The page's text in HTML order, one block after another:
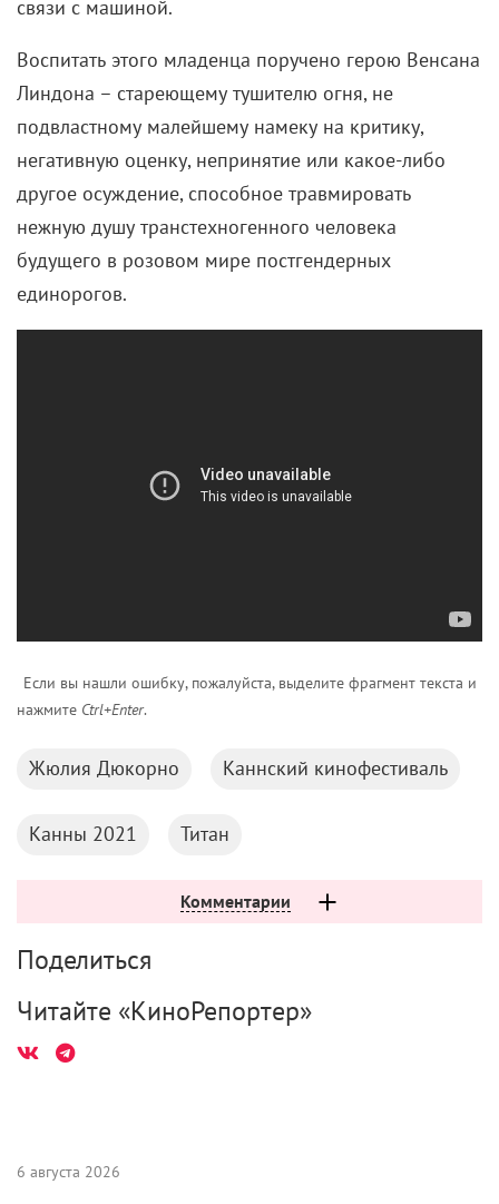
связи с машиной.
Воспитать этого младенца поручено герою Венсана
Линдона – стареющему тушителю огня, не
подвластному малейшему намеку на критику,
негативную оценку, непринятие или какое-либо
другое осуждение, способное травмировать
нежную душу транстехногенного человека
будущего в розовом мире постгендерных
единорогов.
Если вы нашли ошибку, пожалуйста, выделите фрагмент текста и
нажмите Ctrl+Enter.
Жюлия Дюкорно Каннский кинофестиваль
Канны 2021 Титан
Комментарии
Поделиться
Читайте «КиноРепортер»
6 августа 2026